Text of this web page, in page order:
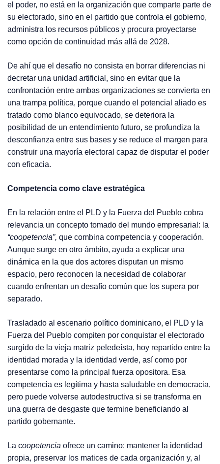
el poder, no está en la organización que comparte parte de
su electorado, sino en el partido que controla el gobierno,
administra los recursos públicos y procura proyectarse
como opción de continuidad más allá de 2028.
De ahí que el desafío no consista en borrar diferencias ni
decretar una unidad artificial, sino en evitar que la
confrontación entre ambas organizaciones se convierta en
una trampa política, porque cuando el potencial aliado es
tratado como blanco equivocado, se deteriora la
posibilidad de un entendimiento futuro, se profundiza la
desconfianza entre sus bases y se reduce el margen para
construir una mayoría electoral capaz de disputar el poder
con eficacia.
Competencia como clave estratégica
En la relación entre el PLD y la Fuerza del Pueblo cobra
relevancia un concepto tomado del mundo empresarial: la
“coopetencia”,que combina competencia y cooperación.
Aunque surge en otro ámbito, ayuda a explicar una
dinámica en la que dos actores disputan un mismo
espacio, pero reconocen la necesidad de colaborar
cuando enfrentan un desafío común que los supera por
separado.
Trasladado al escenario político dominicano, el PLD y la
Fuerza del Pueblo compiten por conquistar el electorado
surgido de la vieja matriz peledeísta, hoy repartido entre la
identidad morada y la identidad verde, así como por
presentarse como la principal fuerza opositora. Esa
competencia es legítima y hasta saludable en democracia,
pero puede volverse autodestructiva si se transforma en
una guerra de desgaste que termine beneficiando al
partido gobernante.
La coopetenciaofrece un camino: mantener la identidad
propia, preservar los matices de cada organización y, al